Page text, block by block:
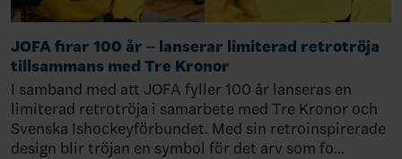
JOFA firar 100 år – lanserar limiterad retrotröja
tillsammans med Tre Kronor
I samband med att JOFA fyller 100 år lanseras en
limiterad retrotröja i samarbete med Tre Kronor och
Svenska Ishockeyförbundet. Med sin retroinspirerade
design blir tröjan en symbol för det arv som fo…